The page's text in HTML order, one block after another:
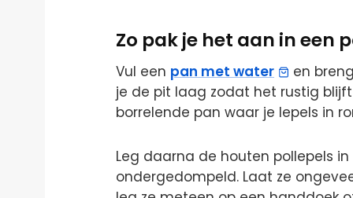
Zo pak je het aan in een
Vul een pan met water
en
je de pit laag zodat het rustig
borrelende pan waar je lepels in
Leg daarna de houten pollepels
ondergedompeld. Laat ze